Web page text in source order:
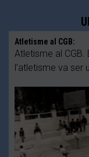
Atletisme al CGB:
Atletisme al
l’atletisme va ser